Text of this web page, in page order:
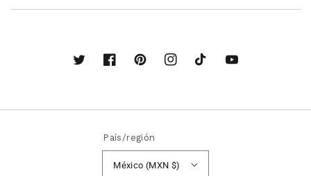
TwitterFacebookPinterestInstagramTikTok YouTube
País/región
México (MXN $)